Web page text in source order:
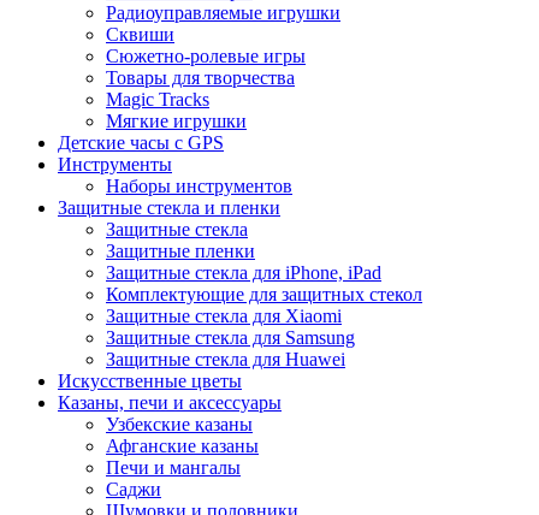
Радиоуправляемые игрушки
Сквиши
Сюжетно-ролевые игры
Товары для творчества
Magic Tracks
Мягкие игрушки
Детские часы с GPS
Инструменты
Наборы инструментов
Защитные стекла и пленки
Защитные стекла
Защитные пленки
Защитные стекла для iPhone, iPad
Комплектующие для защитных стекол
Защитные стекла для Xiaomi
Защитные стекла для Samsung
Защитные стекла для Huawei
Искусственные цветы
Казаны, печи и аксессуары
Узбекские казаны
Афганские казаны
Печи и мангалы
Саджи
Шумовки и половники